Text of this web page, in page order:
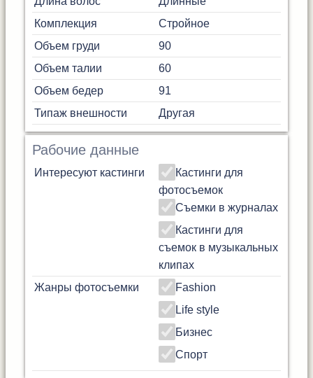
Комплекция
Стройное
Объем груди
90
Объем талии
60
Объем бедер
91
Типаж внешности
Другая
Рабочие данные
Интересуют кастинги
Кастинги для
фотосъемок
Съемки в журналах
Кастинги для
съемок в музыкальных
клипах
Жанры фотосъемки
Fashion
Life style
Бизнес
Спорт